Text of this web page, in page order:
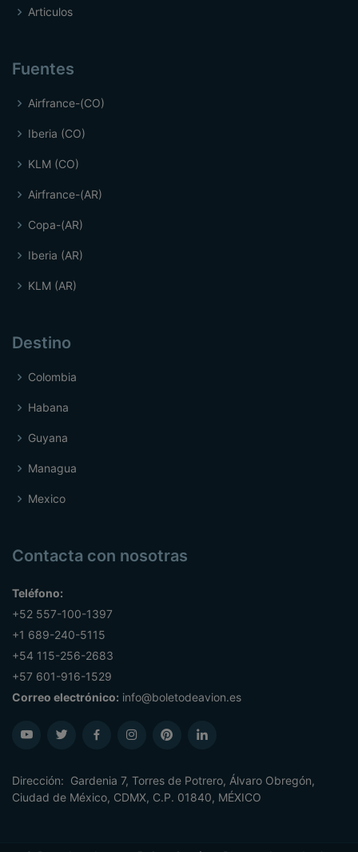
Articulos
Fuentes
Airfrance-(CO)
Iberia (CO)
KLM (CO)
Airfrance-(AR)
Copa-(AR)
Iberia (AR)
KLM (AR)
Destino
Colombia
Habana
Guyana
Managua
Mexico
Contacta con nosotras
Teléfono:
+52 557-100-1397
+1 689-240-5115
+54 115-256-2683
+57 601-916-1529
Correo electrónico: info@boletodeavion.es
Dirección: Gardenia 7, Torres de Potrero, Álvaro Obregón,
Ciudad de México, CDMX, C.P. 01840, MÉXICO